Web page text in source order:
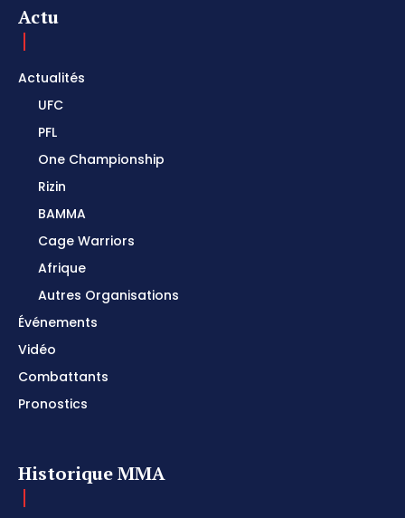
Actu
Actualités
UFC
PFL
One Championship
Rizin
BAMMA
Cage Warriors
Afrique
Autres Organisations
Événements
Vidéo
Combattants
Pronostics
Historique MMA